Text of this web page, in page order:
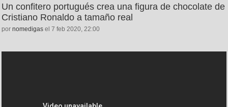
Un confitero portugués crea una figura de chocolate de
Cristiano Ronaldo a tamaño real
por nomedigas el 7 feb 2020, 22:00